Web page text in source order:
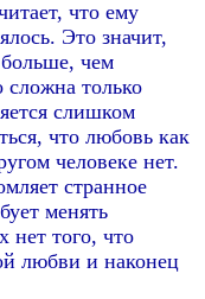
что ему
Это значит,
чем
только
слишком
что любовь как
человеке нет.
странное
менять
нет того, что
любви и наконец